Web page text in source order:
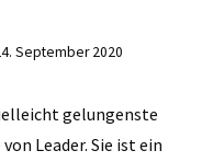
September 2020
gelungenste
Leader. Sie ist ein